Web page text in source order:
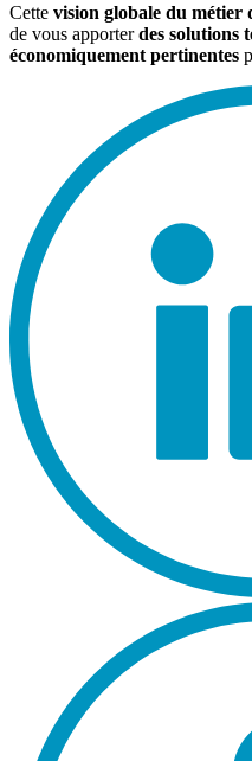
Cette vision globale du métier
de vous apporterdes solutions
économiquement pertinentes